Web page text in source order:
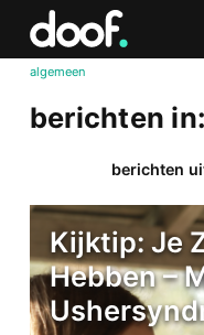
algemeen
berichten
berichten
Kijktip: Je
Hebben –
Doof.nl